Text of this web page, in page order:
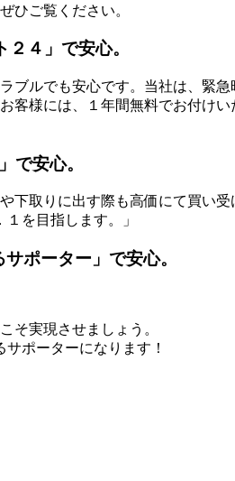
ひご覧ください。
４」で安心。
ブルでも安心です。当社は、緊急
客様には、１年間無料でお付けい
で安心。
下取りに出す際も高価にて買い受
を目指します。」
ポーター」で安心。
そ実現させましょう。
ポーターになります！